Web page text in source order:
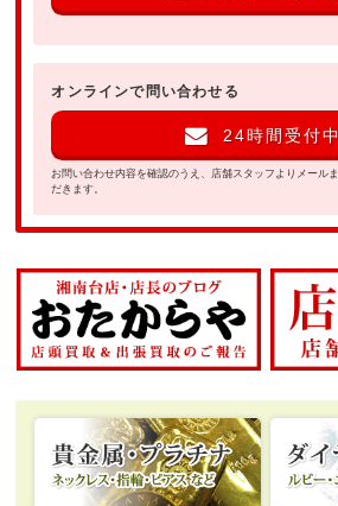
オンラインで問い合わせる
24時間受付
お問い合わせ内容を確認のうえ、店舗スタッフよりメール
だきます。